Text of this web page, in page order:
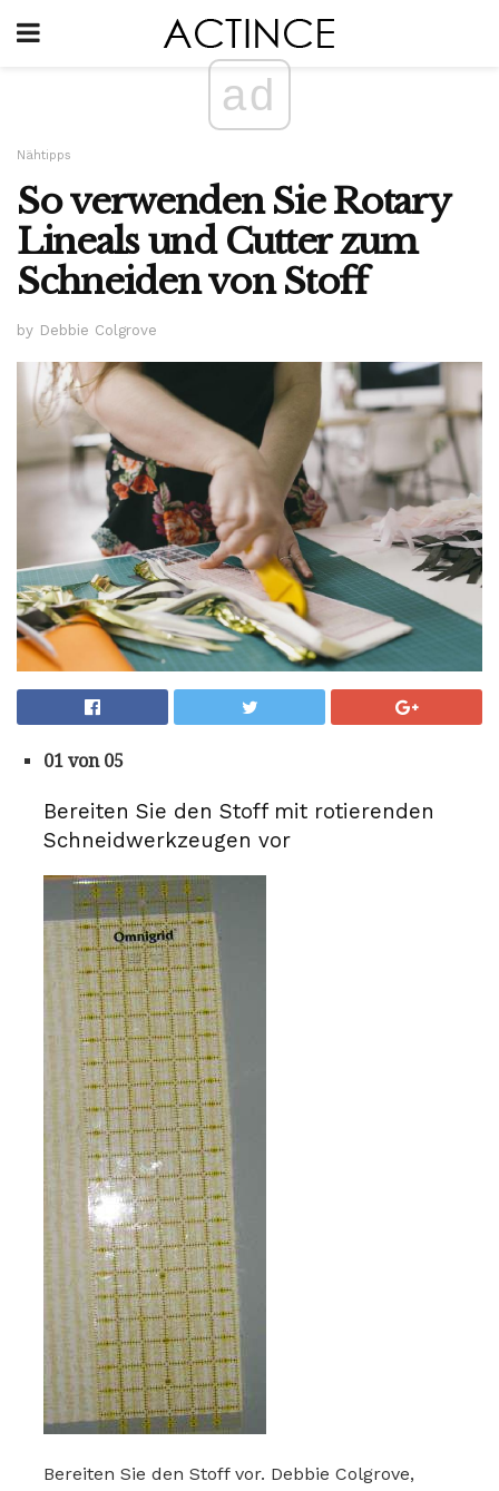
ad
Nähtipps
So verwenden Sie Rotary
Lineals und Cutter zum
Schneiden von Stoff
by Debbie Colgrove
01 von 05
Bereiten Sie den Stoff mit rotierenden
Schneidwerkzeugen vor
Bereiten Sie den Stoff vor. Debbie Colgrove,